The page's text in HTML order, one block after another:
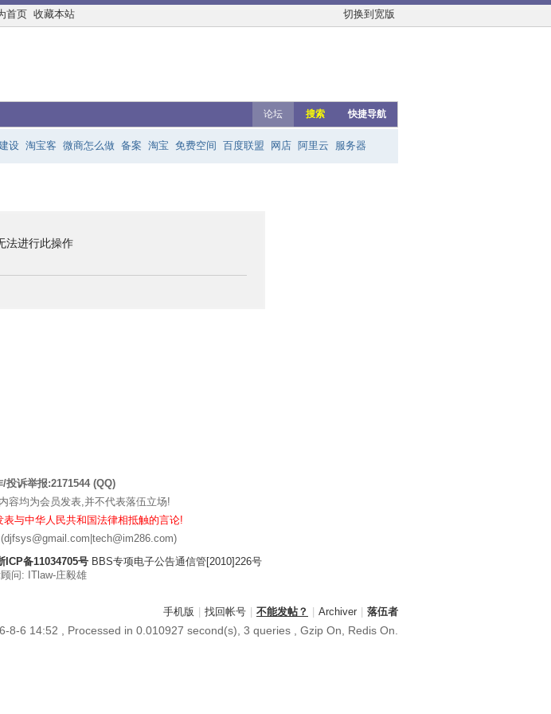
首页 收藏本站 切换到宽版
论坛 搜索 快捷导航
设 淘宝客 微商怎么做 备案 淘宝 免费空间 百度联盟 网店 阿里云 服务器
法进行此操作
投诉举报:2171544 (QQ)
容均为会员发表,并不代表落伍立场!
与中华人民共和国法律相抵触的言论!
ICP备11034705号 BBS专项电子公告通信管[2010]226号
问: ITlaw-庄毅雄
手机版 找回帐号 不能发帖？ Archiver 落伍者
8-6 14:52 , Processed in 0.010927 second(s), 3 queries , Gzip On, Redis On.